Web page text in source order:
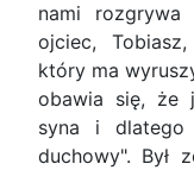
nami
ojciec,
który ma
obawia się, że
syna i dlatego
duchowy". Był